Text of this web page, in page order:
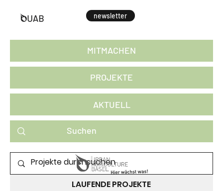
newsletter
PROJEKTE ZUM MITMACHEN
LAUFENDE PROJEKTE
AKTUELL
PROJEKTE
MITMACHEN